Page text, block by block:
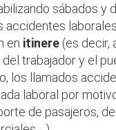
sábados y
accidentes
en itinere (es decir,
del trabajador y el
los llamados
laboral por
de pasajeros,